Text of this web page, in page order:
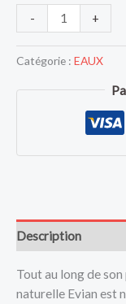
- +
Catégorie : EAUX
Description
Tout au long de
naturelle Evian est